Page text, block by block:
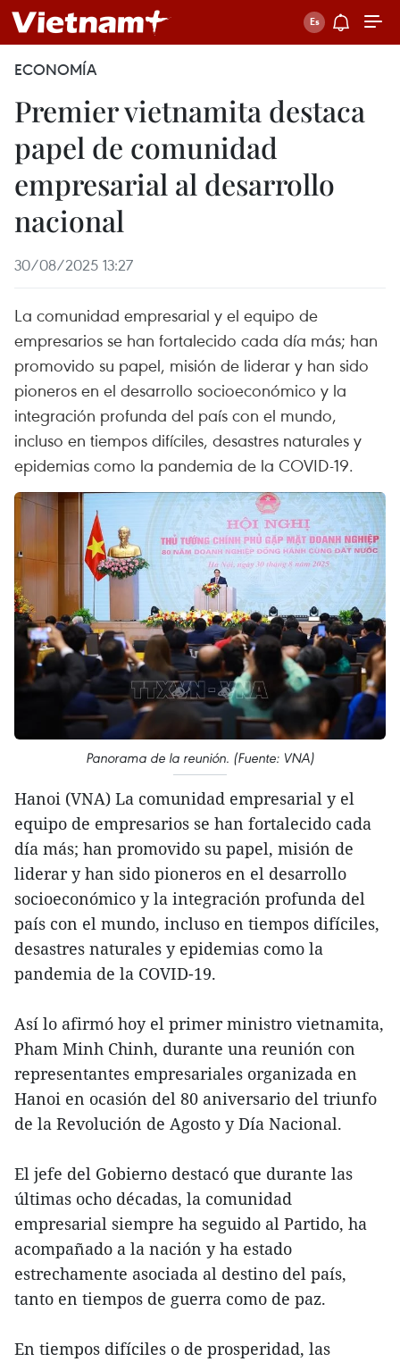
ECONOMÍA
Premier vietnamita destaca
papel de comunidad
empresarial al desarrollo
nacional
30/08/2025 13:27
La comunidad empresarial y el equipo de
empresarios se han fortalecido cada día más; han
promovido su papel, misión de liderar y han sido
pioneros en el desarrollo socioeconómico y la
integración profunda del país con el mundo,
incluso en tiempos difíciles, desastres naturales y
epidemias como la pandemia de la COVID-19.
Panorama de la reunión. (Fuente: VNA)
Hanoi (VNA) La comunidad empresarial y el
equipo de empresarios se han fortalecido cada
día más; han promovido su papel, misión de
liderar y han sido pioneros en el desarrollo
socioeconómico y la integración profunda del
país con el mundo, incluso en tiempos difíciles,
desastres naturales y epidemias como la
pandemia de la COVID-19.
Así lo afirmó hoy el primer ministro vietnamita,
Pham Minh Chinh, durante una reunión con
representantes empresariales organizada en
Hanoi en ocasión del 80 aniversario del triunfo
de la Revolución de Agosto y Día Nacional.
El jefe del Gobierno destacó que durante las
últimas ocho décadas, la comunidad
empresarial siempre ha seguido al Partido, ha
acompañado a la nación y ha estado
estrechamente asociada al destino del país,
tanto en tiempos de guerra como de paz.
En tiempos difíciles o de prosperidad, las